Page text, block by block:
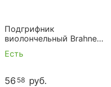
Подгрифник
виолончельный Brahner
Есть
56 58 руб.